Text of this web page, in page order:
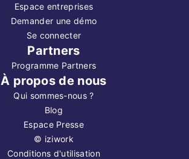
Espace entreprises
Demander une démo
Se connecter
Partners
Programme Partners
À propos de nous
Qui sommes-nous ?
Blog
Espace Presse
© iziwork
Conditions d'utilisation